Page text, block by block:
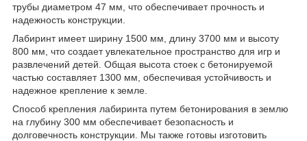
трубы диаметром 47 мм, что обеспечивает прочность и
надежность конструкции.
Лабиринт имеет ширину 1500 мм, длину 3700 мм и высоту
800 мм, что создает увлекательное пространство для игр и
развлечений детей. Общая высота стоек с бетонируемой
частью составляет 1300 мм, обеспечивая устойчивость и
надежное крепление к земле.
Способ крепления лабиринта путем бетонирования в землю
на глубину 300 мм обеспечивает безопасность и
долговечность конструкции. Мы также готовы изготовить